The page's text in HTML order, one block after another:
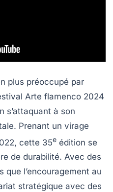
plus préoccupé par
Arte flamenco 2024
s’attaquant à son
Prenant un virage
cette 35e édition se
de durabilité. Avec des
l’encouragement au
stratégique avec des